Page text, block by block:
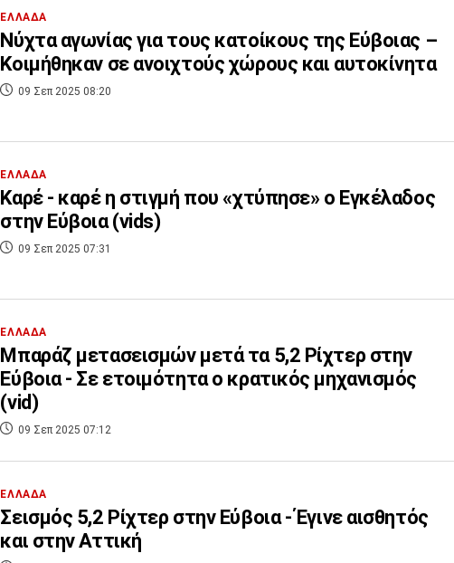
ΕΛΛΑΔΑ
Νύχτα αγωνίας για τους κατοίκους της Εύβοιας –
Κοιμήθηκαν σε ανοιχτούς χώρους και αυτοκίνητα
09 Σεπ 2025 08:20
ΕΛΛΑΔΑ
Καρέ - καρέ η στιγμή που «χτύπησε» ο Εγκέλαδος
στην Εύβοια (vids)
09 Σεπ 2025 07:31
ΕΛΛΑΔΑ
Μπαράζ μετασεισμών μετά τα 5,2 Ρίχτερ στην
Εύβοια - Σε ετοιμότητα ο κρατικός μηχανισμός
(vid)
09 Σεπ 2025 07:12
ΕΛΛΑΔΑ
Σεισμός 5,2 Ρίχτερ στην Εύβοια - Έγινε αισθητός
και στην Αττική